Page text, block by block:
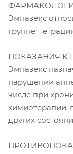
Эмпазекс
группе:
ПОКАЗАНИЯ К
Эмпазекс
нарушении
числе при
химиотерапии,
других